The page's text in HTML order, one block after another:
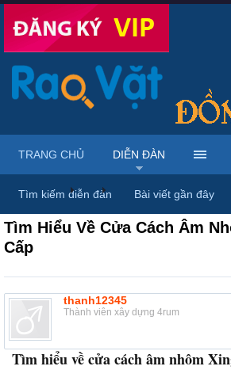
Diễn đàn ... Nội thất & Ngoại thất
Tìm Hiểu Về Cửa Cách Âm
Cấp
thanh12345
Thành viên xây dựng 4rum
Tìm hiểu về cửa cách âm nhôm
TRANG CHỦ DIỄN ĐÀN
Tìm kiếm diễn đàn Bài viết gần đây